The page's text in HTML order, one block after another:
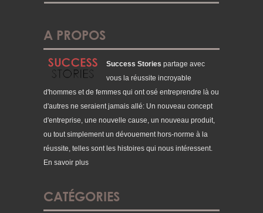
A PROPOS
Success Stories partage avec
vous la réussite incroyable
d'hommes et de femmes qui ont osé entreprendre là ou
d'autres ne seraient jamais allé: Un nouveau concept
d'entreprise, une nouvelle cause, un nouveau produit,
ou tout simplement un dévouement hors-norme à la
réussite, telles sont les histoires qui nous intéressent.
En savoir plus
CATÉGORIES